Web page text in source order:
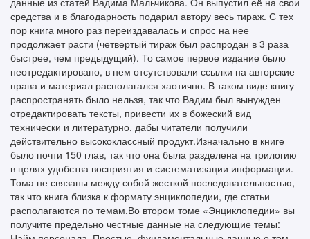
средства и в благодарность подарил автору весь тираж. С тех
пор книга много раз переиздавалась и спрос на нее
продолжает расти (четвертый тираж был распродан в 3 раза
быстрее, чем предыдущий). То самое первое издание было
неотредактировано, в нем отсутствовали ссылки на авторские
права и материал располагался хаотично. В таком виде книгу
распространять было нельзя, так что Вадим был вынужден
отредактировать тексты, привести их в божеский вид
технически и литературно, дабы читатели получили
действительно высококлассный продукт.Изначально в книге
было почти 150 глав, так что она была разделена на трилогию
в целях удобства восприятия и систематизации информации.
Тома не связаны между собой жесткой последовательностью,
так что книга близка к формату энциклопедии, где статьи
располагаются по темам.Во втором томе «Энциклопедии» вы
получите предельно честные данные на следующие темы: